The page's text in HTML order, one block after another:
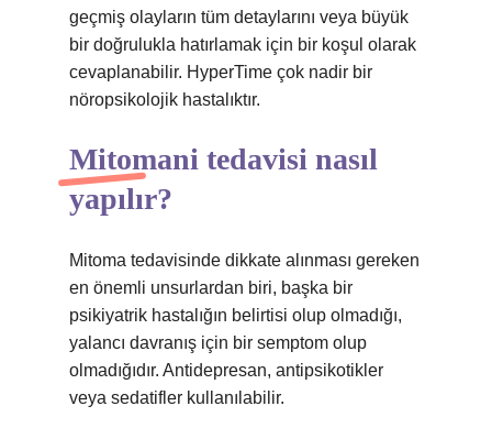
geçmiş olayların tüm detaylarını veya büyük
bir doğrulukla hatırlamak için bir koşul olarak
cevaplanabilir. HyperTime çok nadir bir
nöropsikolojik hastalıktır.
Mitomani tedavisi nasıl
yapılır?
Mitoma tedavisinde dikkate alınması gereken
en önemli unsurlardan biri, başka bir
psikiyatrik hastalığın belirtisi olup olmadığı,
yalancı davranış için bir semptom olup
olmadığıdır. Antidepresan, antipsikotikler
veya sedatifler kullanılabilir.